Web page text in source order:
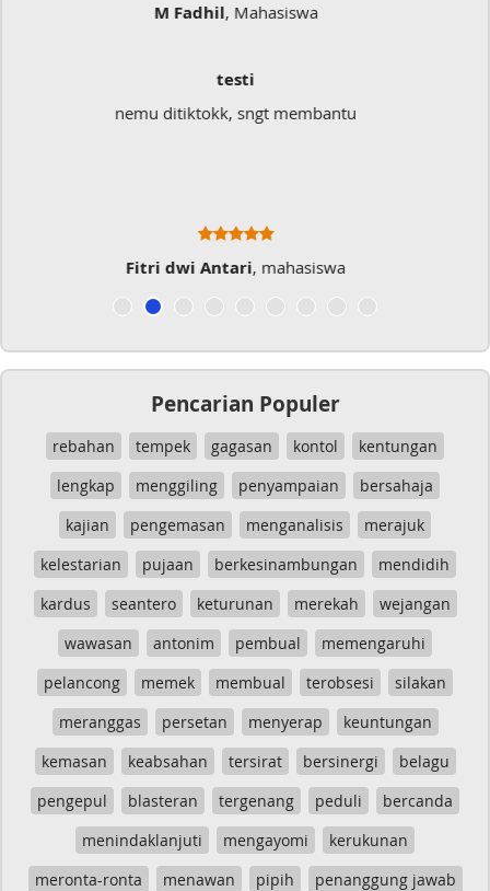
Ratna Fa
Sangat Memukai
Sangat membantu buat type saya yang banyak
Musicer Indo
Pencarian Populer
rebahan tempek gagasan kontol
kentungan
lengkap
menggiling penyampaian
bersahaja
kajian
pengemasan menganalisis
merajuk
kelestarian
pujaan berkesinambungan
mendidih
kardus
seantero keturunan merekah
wejangan
wawasan
antonim pembual
memengaruhi
pelancong
memek membual terobsesi
silakan
meranggas
persetan menyerap
keuntungan
kemasan
keabsahan tersirat bersinergi
belagu
pengepul
blasteran tergenang peduli
bercanda
menindaklanjuti
mengayomi
kerukunan
meronta-ronta
menawan pipih
penanggung jawab